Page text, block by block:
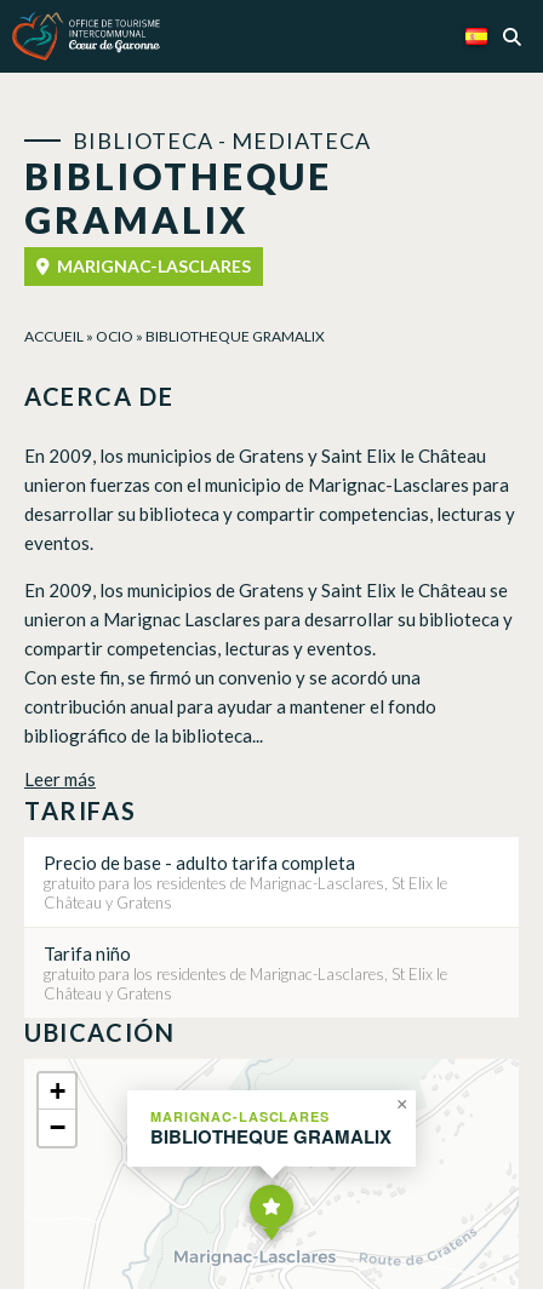
BIBLIOTHEQUE
GRAMALIX
BIBLIOTECA - MEDIATECA
MARIGNAC-LASCLARES
ACCUEIL » OCIO » BIBLIOTHEQUE GRAMALIX
ACERCA DE
En 2009, los municipios de Gratens y Saint Elix le Château
unieron fuerzas con el municipio de Marignac-Lasclares para
desarrollar su biblioteca y compartir competencias, lecturas y
eventos.
En 2009, los municipios de Gratens y Saint Elix le Château se
unieron a Marignac Lasclares para desarrollar su biblioteca y
compartir competencias, lecturas y eventos.
Con este fin, se firmó un convenio y se acordó una
contribución anual para ayudar a mantener el fondo
bibliográfico de la biblioteca...
Leer más
TARIFAS
Precio de base - adulto tarifa completa
gratuito para los residentes de Marignac-Lasclares, St Elix le
Château y Gratens
Tarifa niño
gratuito para los residentes de Marignac-Lasclares, St Elix le
Château y Gratens
UBICACIÓN
MARIGNAC-LASCLARES
BIBLIOTHEQUE GRAMALIX
×
+
−
Panel de gestión de cookies